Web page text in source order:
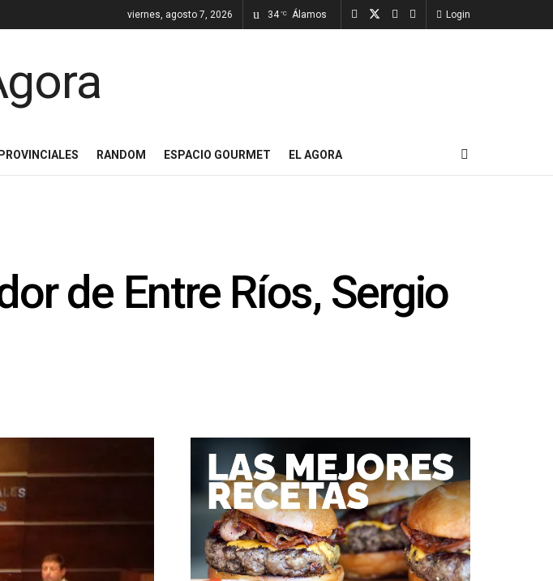
viernes, agosto 7, 2026 34 °C Álamos Login
PROVINCIALES RANDOM ESPACIO GOURMET EL AGORA
de Entre Ríos, Sergio